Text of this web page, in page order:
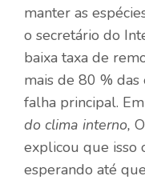
manter as
o secretário do
baixa taxa de
mais de 80 % das
falha principal.
do clima interno,
explicou que isso
esperando até